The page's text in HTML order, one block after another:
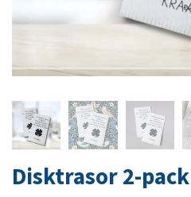
Disktrasor 2-